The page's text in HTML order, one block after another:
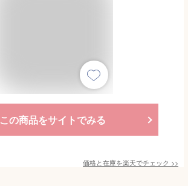
この商品をサイトでみる
価格と在庫を楽天でチェック >>